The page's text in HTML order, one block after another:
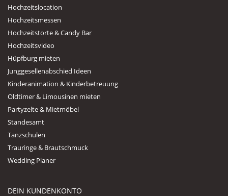
Hochzeitslocation
Hochzeitsmessen
Hochzeitstorte & Candy Bar
Hochzeitsvideo
Hüpfburg mieten
Junggesellenabschied Ideen
Kinderanimation & Kinderbetreuung
Oldtimer & Limousinen mieten
Partyzelte & Mietmöbel
Standesamt
Tanzschulen
Trauringe & Brautschmuck
Wedding Planer
DEIN KUNDENKONTO